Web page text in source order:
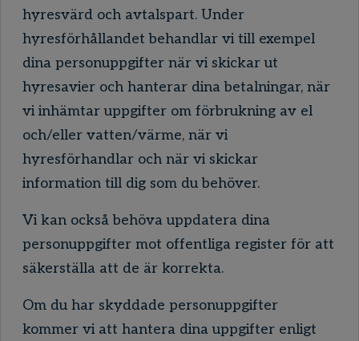
hyresvärd och avtalspart. Under
hyresförhållandet behandlar vi till exempel
dina personuppgifter när vi skickar ut
hyresavier och hanterar dina betalningar, när
vi inhämtar uppgifter om förbrukning av el
och/eller vatten/värme, när vi
hyresförhandlar och när vi skickar
information till dig som du behöver.
Vi kan också behöva uppdatera dina
personuppgifter mot offentliga register för att
säkerställa att de är korrekta.
Om du har skyddade personuppgifter
kommer vi att hantera dina uppgifter enligt